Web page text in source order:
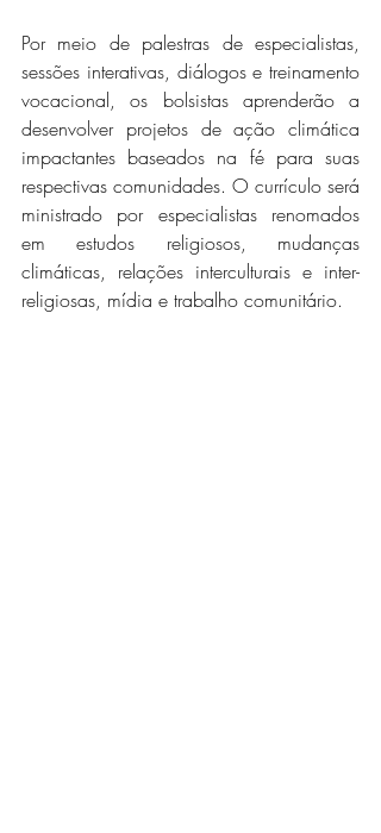
Por meio de palestras de especialistas,
sessões interativas, diálogos e treinamento
vocacional, os bolsistas aprenderão a
desenvolver projetos de ação climática
impactantes baseados na fé para suas
respectivas comunidades. O currículo será
ministrado por especialistas renomados
em estudos religiosos, mudanças
climáticas, relações interculturais e inter-
religiosas, mídia e trabalho comunitário.